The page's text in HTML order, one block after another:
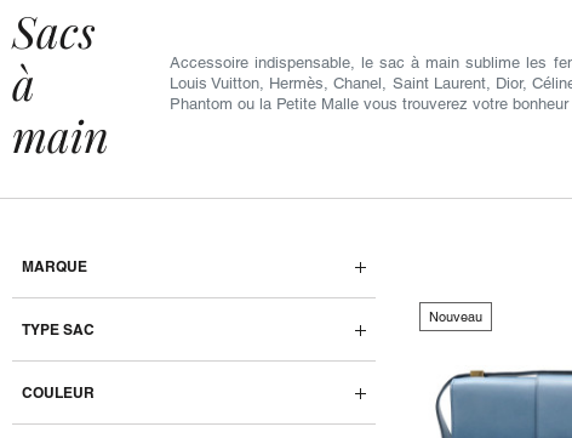
sacs
à
main
Accessoire indispensable, le sac à main sublime les
Louis Vuitton, Hermès, Chanel, Saint Laurent, Dior,
Phantom ou la Petite Malle vous trouverez votre
MARQUE
TYPE SAC
COULEUR
Nouveau